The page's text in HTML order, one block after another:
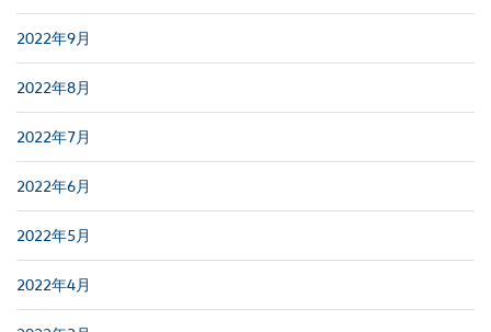
2022年9月
2022年8月
2022年7月
2022年6月
2022年5月
2022年4月